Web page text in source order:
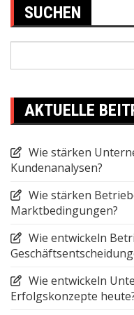
SUCHEN
AKTUELLE
Wie stärken
Kundenanalysen?
Wie stärken
Marktbedingungen?
Wie entwickeln
Wie entwickeln
Erfolgskonzepte